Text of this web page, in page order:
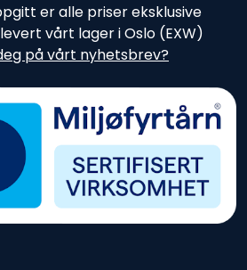
er alle priser eksklusive
vårt lager i Oslo (EXW)
på vårt nyhetsbrev?